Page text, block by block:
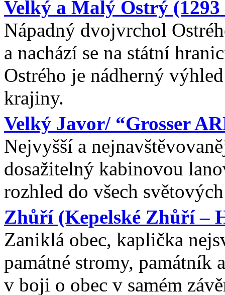
Velký a Malý Ostrý
Nápadný dvojvrchol
a nachází se na státní
Ostrého je nádherný
krajiny.
Velký Javor/ “Grosser
Nejvyšší a
dosažitelný kabinovou
rozhled do všech
Zhůří (Kepelské Zhůří –
Zaniklá obec, kaplička
památné stromy,
v boji o obec v samém